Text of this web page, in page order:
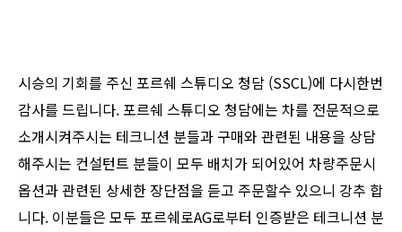
시승의 기회를 주신 포르쉐 스튜디오 청담 (SSCL)에 다시한번
감사를 드립니다. 포르쉐 스튜디오 청담에는 차를 전문적으로
소개시켜주시는 테크니션 분들과 구매와 관련된 내용을 상담
해주시는 컨설턴트 분들이 모두 배치가 되어있어 차량주문시
옵션과 관련된 상세한 장단점을 듣고 주문할수 있으니 강추 합
니다. 이분들은 모두 포르쉐로AG로부터 인증받은 테크니션 분